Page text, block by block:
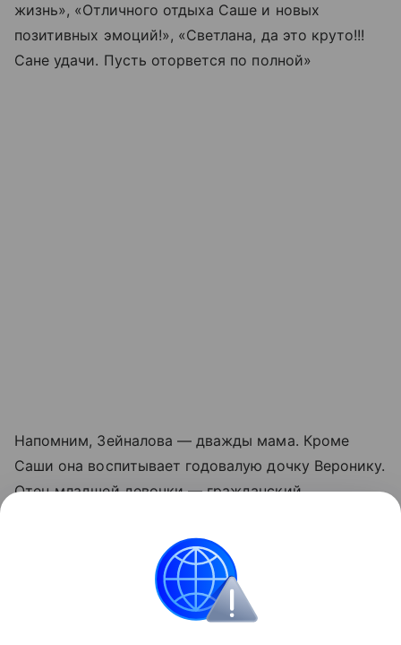
жизнь», «Отличного отдыха Саше и новых
позитивных эмоций!», «Светлана, да это круто!!!
Сане удачи. Пусть оторвется по полной»
Напомним, Зейналова — дважды мама. Кроме
Саши она воспитывает годовалую дочку Веронику.
Отец младшей девочки — гражданский
Как выбрать безопасный детский
лагерь: что важно знать родителям